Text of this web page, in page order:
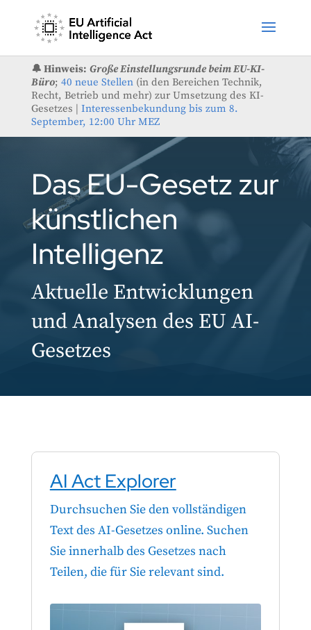
🔔 Hinweis: Große Einstellungsrunde beim EU-KI-
Büro; 40 neue Stellen(in den Bereichen Technik,
Recht, Betrieb und mehr) zur Umsetzung des KI-
Gesetzes | Interessenbekundung bis zum 8.
September, 12:00 Uhr MEZ
Das EU-Gesetz zur
künstlichen
Intelligenz
Aktuelle Entwicklungen
und Analysen des EU AI-
Gesetzes
AI Act Explorer
Durchsuchen Sie den vollständigen
Text des AI-Gesetzes online. Suchen
Sie innerhalb des Gesetzes nach
Teilen, die für Sie relevant sind.